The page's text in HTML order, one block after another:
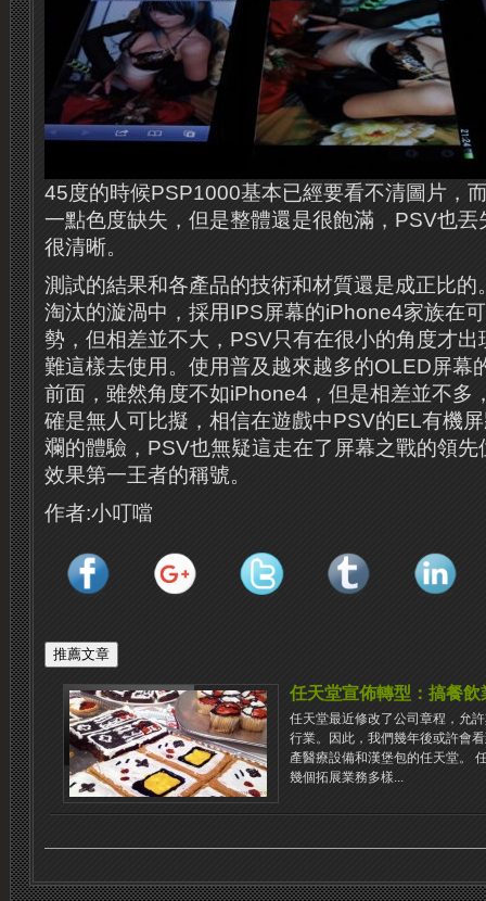
45度的時候PSP1000基本已經要看不清圖片，
一點色度缺失，但是整體還是很飽滿，PSV也
很清晰。
測試的結果和各產品的技術和材質還是成正比
淘汰的漩渦中，採用IPS屏幕的iPhone4家族在
勢，但相差並不大，PSV只有在很小的角度才
難這樣去使用。使用普及越來越多的OLED屏幕
前面，雖然角度不如iPhone4，但是相差並不多
確是無人可比擬，相信在遊戲中PSV的EL有機
斕的體驗，PSV也無疑這走在了屏幕之戰的領
效果第一王者的稱號。
作者:小叮噹
任天堂宣佈轉型：搞餐
任天堂最近修改了公司章程，允
行業。因此，我們幾年後或許會
產醫療設備和漢堡包的任天堂。
幾個拓展業務多樣...